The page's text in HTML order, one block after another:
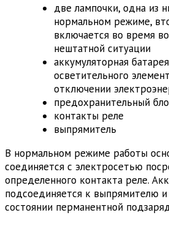
две лампочки, одна из
нормальном режиме,
включается во время
нештатной ситуации
аккумуляторная
осветительного
отключении
предохранительный
контакты реле
выпрямитель
В нормальном режиме работы
соединяется с электросетью
определенного контакта реле.
подсоединяется к выпрямителю
состоянии перманентной